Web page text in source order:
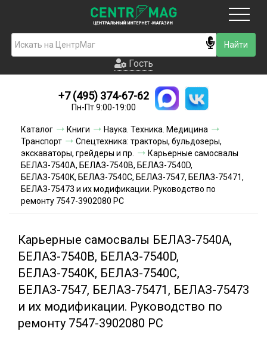
Гость
Новинки
Условия доставки
Условия оплаты
Контакты
Акции и скидки
Гость
+7 (495) 374-67-62
Пн-Пт 9:00-19:00
Каталог Книги
Наука. Техника. Медицина
Транспорт
Спецтехника: тракторы, бульдозеры,
экскаваторы, грейдеры и пр.
Карьерные самосвалы
БЕЛАЗ-7540А, БЕЛАЗ-7540В, БЕЛАЗ-7540D,
БЕЛАЗ-7540K, БЕЛАЗ-7540C, БЕЛАЗ-7547, БЕЛАЗ-75471,
БЕЛАЗ-75473 и их модификации. Руководство по
ремонту 7547-3902080 РС
Карьерные самосвалы БЕЛАЗ-7540А,
БЕЛАЗ-7540В, БЕЛАЗ-7540D,
БЕЛАЗ-7540K, БЕЛАЗ-7540C,
БЕЛАЗ-7547, БЕЛАЗ-75471, БЕЛАЗ-75473
и их модификации. Руководство по
ремонту 7547-3902080 РС